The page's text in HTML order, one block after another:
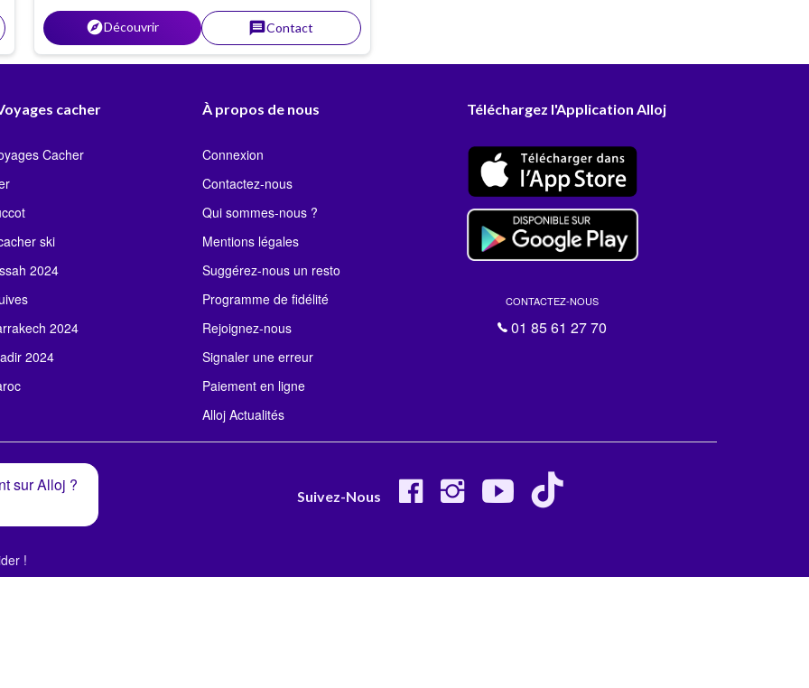
explorerDécouvrir messageContact
cacher
Cacher
ski
2024
2024
2024
À propos de nous
Connexion
Contactez-nous
Qui sommes-nous ?
Mentions légales
Suggérez-nous un resto
Programme de fidélité
Rejoignez-nous
Signaler une erreur
Paiement en ligne
Alloj Actualités
Téléchargez l'Application Alloj
CONTACTEZ-NOUS
01 85 61 27 70
sur Alloj ?
Suivez-Nous
!